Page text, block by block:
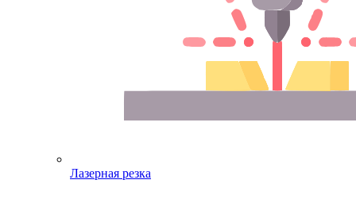
Лазерная резка